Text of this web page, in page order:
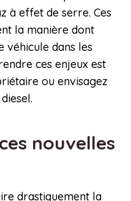
à effet de serre. Ces
la manière dont
dans les
ces enjeux est
ou envisagez
nouvelles
drastiquement la